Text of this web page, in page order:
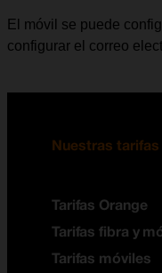
El móvil se puede
configurar el correo
Nuestras tarifas
Tarifas Orange
Tarifas fibra y
Tarifas móviles